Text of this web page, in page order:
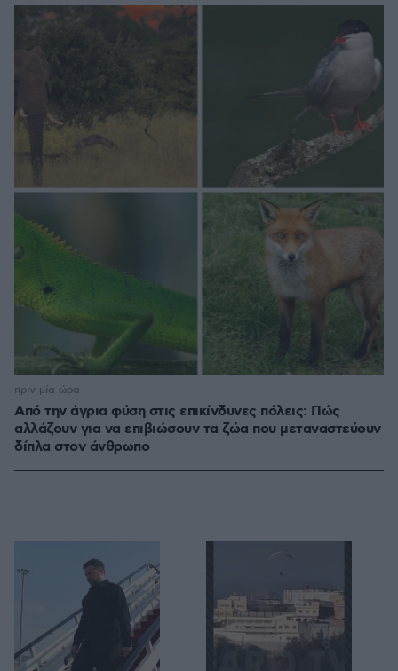
Από την άγρια φύση στις επικίνδυνες πόλεις: Πώς
αλλάζουν για να επιβιώσουν τα ζώα που μεταναστεύουν
δίπλα στον άνθρωπο
πριν μία ώρα